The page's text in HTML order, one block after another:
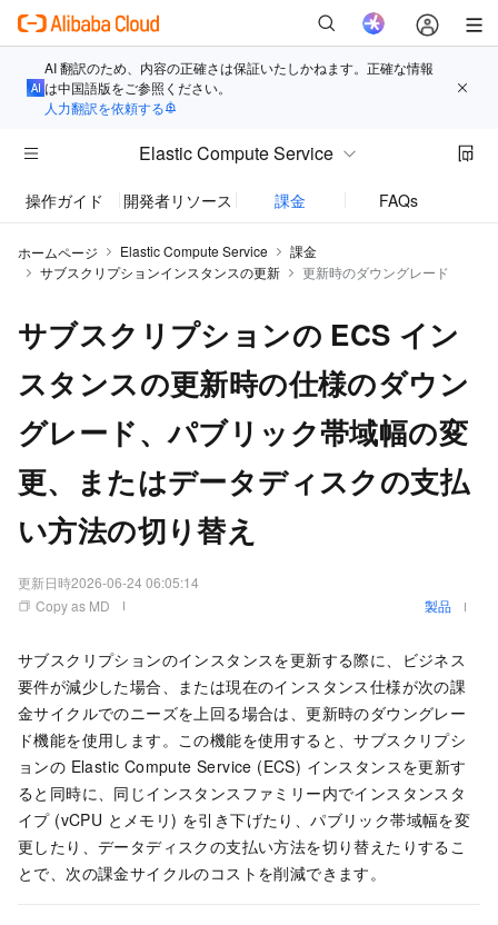
AI 翻訳のため、内容の正確さは保証いたしかねます。正確な情報
は中国語版をご参照ください。
人力翻訳を依頼する
Elastic Compute Service
操作ガイド 開発者リソース 課金 FAQs
ホームページ Elastic Compute Service
課金
サブスクリプションインスタンスの更新
更新時のダウングレード
サブスクリプションの ECS イン
スタンスの更新時の仕様のダウン
グレード、パブリック帯域幅の変
更、またはデータディスクの支払
い方法の切り替え
更新日時2026-06-24 06:05:14
Copy as MD
製品
サブスクリプションのインスタンスを更新する際に、ビジネス
要件が減少した場合、または現在のインスタンス仕様が次の課
金サイクルでのニーズを上回る場合は、更新時のダウングレー
ド機能を使用します。この機能を使用すると、サブスクリプシ
ョンの Elastic Compute Service (ECS) インスタンスを更新す
ると同時に、同じインスタンスファミリー内でインスタンスタ
イプ (vCPU とメモリ) を引き下げたり、パブリック帯域幅を変
更したり、データディスクの支払い方法を切り替えたりするこ
とで、次の課金サイクルのコストを削減できます。